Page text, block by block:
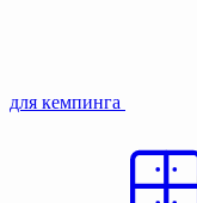
для кемпинга